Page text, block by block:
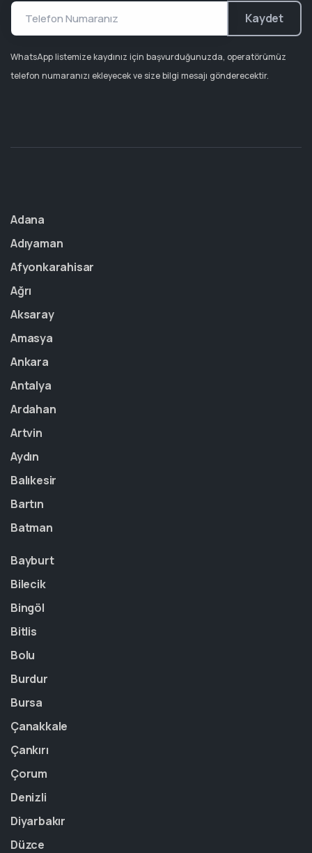
Kaydet
WhatsApp listemize kaydınız için başvurduğunuzda, operatörümüz
telefon numaranızı ekleyecek ve size bilgi mesajı gönderecektir.
Adana
Adıyaman
Afyonkarahisar
Ağrı
Aksaray
Amasya
Ankara
Antalya
Ardahan
Artvin
Aydın
Balıkesir
Bartın
Batman
Bayburt
Bilecik
Bingöl
Bitlis
Bolu
Burdur
Bursa
Çanakkale
Çankırı
Çorum
Denizli
Diyarbakır
Düzce